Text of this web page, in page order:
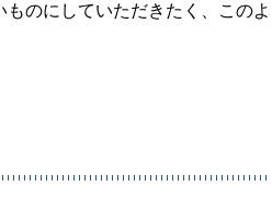
のにしていただきたく、このよ